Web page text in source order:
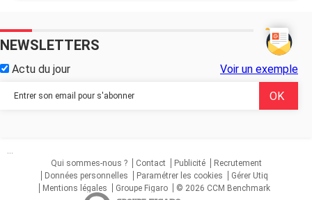
NEWSLETTERS
Actu du jour Voir un exemple
...
Qui sommes-nous ?
Contact Publicité
Recrutement
Données personnelles
Paramétrer les cookies
Gérer Utiq
Mentions légales
Groupe Figaro © 2026 CCM Benchmark